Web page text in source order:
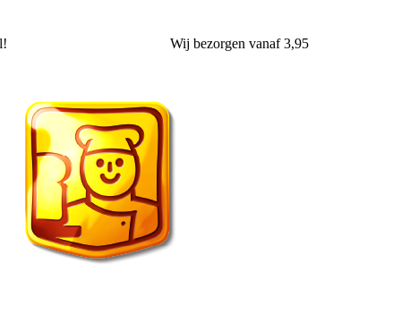
Wij bezorgenvanaf 3,95